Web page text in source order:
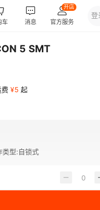
5 SMT
¥5 起
类型:自锁式